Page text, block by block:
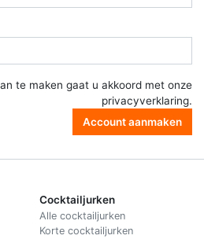
te maken gaat u akkoord met onze
privacyverklaring.
Account aanmaken
Cocktailjurken
Alle cocktailjurken
Korte cocktailjurken